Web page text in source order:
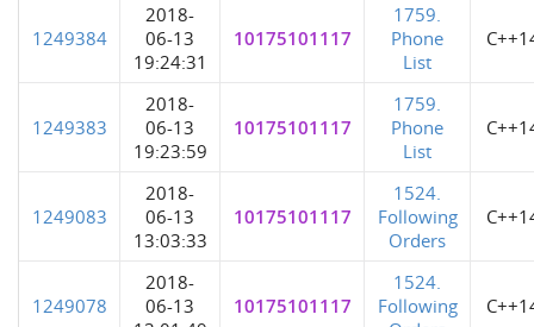
1249384
2018-
06-13
19:24:31
10175101117
1759.
Phone
List
1249383
2018-
06-13
19:23:59
10175101117
1759.
Phone
List
1249083
2018-
06-13
13:03:33
10175101117
1524.
Following
Orders
1249078
2018-
06-13
10175101117
1524.
Following